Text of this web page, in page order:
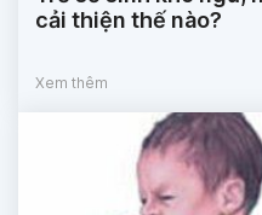
cải thiện thế nào?
Xem thêm